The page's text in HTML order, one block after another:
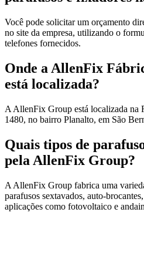
Você pode solicitar um orçamento
no site da empresa, utilizando o
telefones fornecidos.
Onde a AllenFix
está localizada?
A AllenFix Group está localizada na
1480, no bairro Planalto, em São
Quais tipos de
pela AllenFix Group?
A AllenFix Group fabrica uma
parafusos sextavados, auto-
aplicações como fotovoltaico e